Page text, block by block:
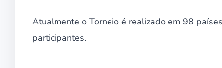
Atualmente o Torneio é realizado em 98
participantes.